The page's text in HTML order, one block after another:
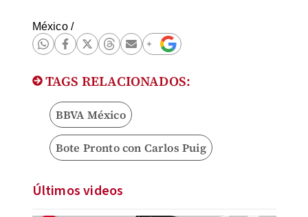
México/
TAGS RELACIONADOS:
BBVA México
Bote Pronto con Carlos Puig
Últimos videos